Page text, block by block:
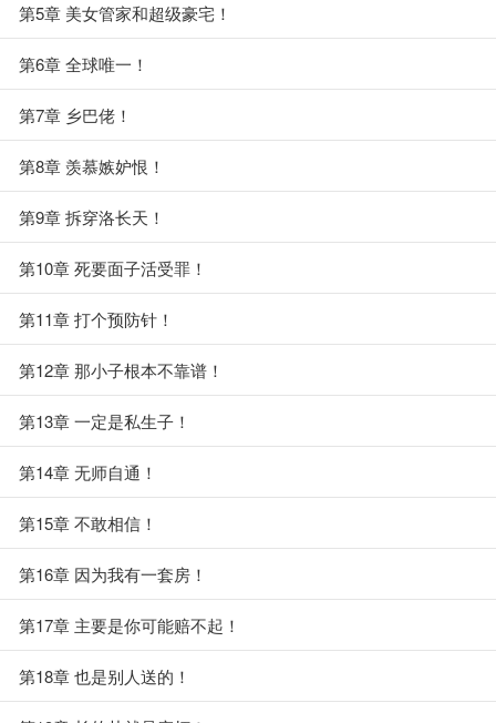
第5章 美女管家和超级豪宅！
第6章 全球唯一！
第7章 乡巴佬！
第8章 羡慕嫉妒恨！
第9章 拆穿洛长天！
第10章 死要面子活受罪！
第11章 打个预防针！
第12章 那小子根本不靠谱！
第13章 一定是私生子！
第14章 无师自通！
第15章 不敢相信！
第16章 因为我有一套房！
第17章 主要是你可能赔不起！
第18章 也是别人送的！